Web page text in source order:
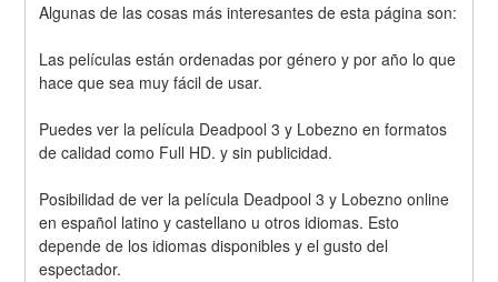
Algunas de las cosas más interesantes de esta página son:
Las películas están ordenadas por género y por año lo que
hace que sea muy fácil de usar.
Puedes ver la película Deadpool 3 y Lobezno en formatos
de calidad como Full HD. y sin publicidad.
Posibilidad de ver la película Deadpool 3 y Lobezno online
en español latino y castellano u otros idiomas. Esto
depende de los idiomas disponibles y el gusto del
espectador.